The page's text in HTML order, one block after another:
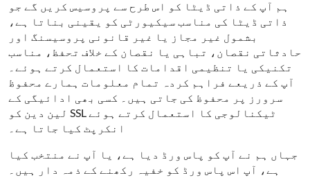
ہم آپ کے ذاتی ڈیٹا کو اس طرح سے پروسیس کریں گے جو
ذاتی ڈیٹا کی مناسب سیکیورٹی کو یقینی بناتا ہے،
بشمول غیر مجاز یا غیر قانونی پروسیسنگ اور
حادثاتی نقصان، تباہی یا نقصان کے خلاف تحفظ، مناسب
تکنیکی یا تنظیمی اقدامات کا استعمال کرتے ہوئے۔
آپ کے ذریعے فراہم کردہ تمام معلومات ہمارے محفوظ
سرورز پر محفوظ کی جاتی ہیں۔ کسی بھی ادائیگی کے
لین دین کو SSL ٹیکنالوجی کا استعمال کرتے ہوئے
انکرپٹ کیا جاتا ہے۔
جہاں ہم نے آپ کو پاس ورڈ دیا ہے، یا آپ نے منتخب کیا
ہے، آپ اس پاس ورڈ کو خفیہ رکھنے کے ذمہ دار ہیں۔